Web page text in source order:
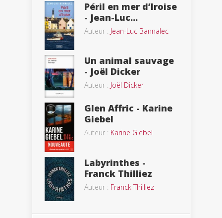
Péril en mer d’Iroise
- Jean-Luc...
Auteur : Jean-Luc Bannalec
Un animal sauvage
- Joël Dicker
Auteur : Joël Dicker
Glen Affric - Karine
Giebel
Auteur : Karine Giebel
Labyrinthes -
Franck Thilliez
Auteur : Franck Thilliez